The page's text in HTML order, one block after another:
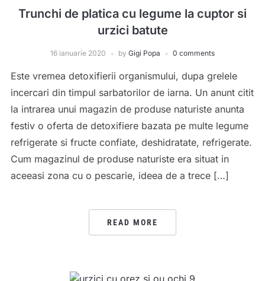
Trunchi de platica cu legume la cuptor si
urzici batute
16 ianuarie 2020 by Gigi Popa 0 comments
Este vremea detoxifierii organismului, dupa grelele
incercari din timpul sarbatorilor de iarna. Un anunt citit
la intrarea unui magazin de produse naturiste anunta
festiv o oferta de detoxifiere bazata pe multe legume
refrigerate si fructe confiate, deshidratate, refrigerate.
Cum magazinul de produse naturiste era situat in
aceeasi zona cu o pescarie, ideea de a trece […]
READ MORE